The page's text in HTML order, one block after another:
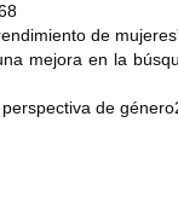
de
mejora en la
de